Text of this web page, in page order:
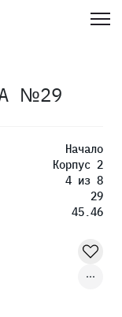
№29
Начало
Корпус 2
4 из 8
29
45.46